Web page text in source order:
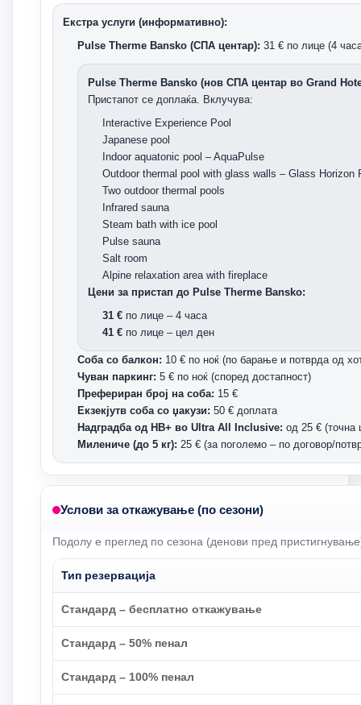
Екстра услуги (информативно):
Pulse Therme Bansko (СПА центар): 31 € по лице (4
Pulse Therme Bansko (нов СПА центар во Grand
Пристапот се доплаќа. Вклучува:
Interactive Experience Pool
Japanese pool
Indoor aquatonic pool – AquaPulse
Outdoor thermal pool with glass walls – Glass Horizon
Two outdoor thermal pools
Infrared sauna
Steam bath with ice pool
Pulse sauna
Salt room
Alpine relaxation area with fireplace
Цени за пристап до Pulse Therme Bansko:
31 € по лице – 4 часа
41 € по лице – цел ден
Соба со балкон: 10 € по ноќ (по барање и потврда од
Чуван паркинг: 5 € по ноќ (според достапност)
Префериран број на соба: 15 €
Екзекјутв соба со џакузи: 50 € доплата
Надградба од HB+ во Ultra All Inclusive: од 25 € (точна
Милениче (до 5 кг): 25 € (за поголемо – по договор/
Услови за откажување (по сезони)
Подолу е преглед по сезона (денови пред
Тип резервација
Стандард – бесплатно откажување
Стандард – 50% пенал
Стандард – 100% пенал